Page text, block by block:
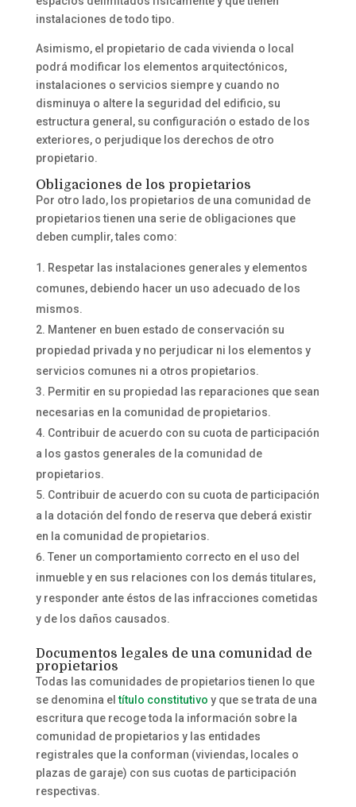
instalaciones de todo tipo.
Asimismo, el propietario de cada vivienda o local
podrá modificar los elementos arquitectónicos,
instalaciones o servicios siempre y cuando no
disminuya o altere la seguridad del edificio, su
estructura general, su configuración o estado de los
exteriores, o perjudique los derechos de otro
propietario.
Obligaciones de los propietarios
Por otro lado, los propietarios de una comunidad de
propietarios tienen una serie de obligaciones que
deben cumplir, tales como:
Respetar las instalaciones generales y elementos
comunes, debiendo hacer un uso adecuado de los
mismos.
Mantener en buen estado de conservación su
propiedad privada y no perjudicar ni los elementos y
servicios comunes ni a otros propietarios.
Permitir en su propiedad las reparaciones que sean
necesarias en la comunidad de propietarios.
Contribuir de acuerdo con su cuota de participación
a los gastos generales de la comunidad de
propietarios.
Contribuir de acuerdo con su cuota de participación
a la dotación del fondo de reserva que deberá existir
en la comunidad de propietarios.
Tener un comportamiento correcto en el uso del
inmueble y en sus relaciones con los demás titulares,
y responder ante éstos de las infracciones cometidas
y de los daños causados.
Documentos legales de una comunidad de
propietarios
Todas las comunidades de propietarios tienen lo que
se denomina eltítulo constitutivo y que se trata de una
escritura que recoge toda la información sobre la
comunidad de propietarios y las entidades
registrales que la conforman (viviendas, locales o
plazas de garaje) con sus cuotas de participación
respectivas.